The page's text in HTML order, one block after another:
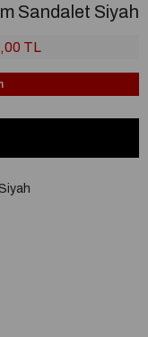
Sandalet Siyah
TL